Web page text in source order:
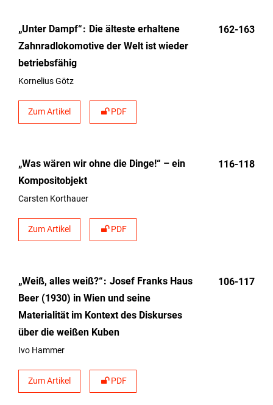
„Unter Dampf“ Die älteste erhaltene
Zahnradlokomotive der Welt ist wieder
betriebsfähig
Kornelius Götz
Zum Artikel PDF
162-163
„Was wären wir ohne die Dinge!“ – ein
Kompositobjekt
Carsten Korthauer
Zum Artikel PDF
116-118
„Weiß, alles weiß?“ Josef Franks Haus
Beer (1930) in Wien und seine
Materialität im Kontext des Diskurses
über die weißen Kuben
Ivo Hammer
Zum Artikel PDF
106-117